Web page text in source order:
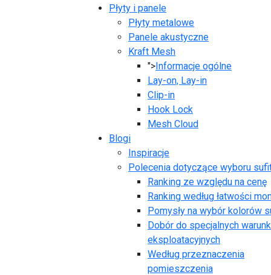
Płyty i panele
Płyty metalowe
Panele akustyczne
Kraft Mesh
">Informacje ogólne
Lay-on, Lay-in
Clip-in
Hook Lock
Mesh Cloud
Blogi
Inspiracje
Polecenia dotyczące wyboru
Ranking ze względu na cenę
Ranking według łatwości
Pomysły na wybór kolorów
Dobór do specjalnych
eksploatacyjnych
Według przeznaczenia
pomieszczenia